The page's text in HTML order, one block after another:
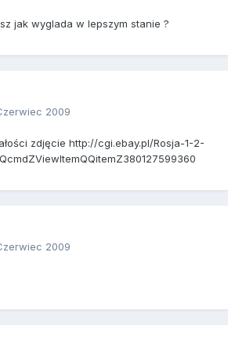
jak wyglada w lepszym stanie ?
2009
zdjęcie http://cgi.ebay.pl/Rosja-1-2-
2009